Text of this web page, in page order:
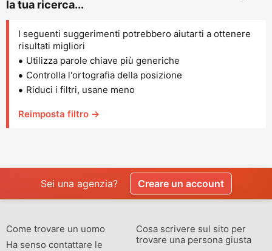
la tua ricerca...
I seguenti suggerimenti potrebbero aiutarti a ottenere
risultati migliori
Utilizza parole chiave più generiche
Controlla l'ortografia della posizione
Riduci i filtri, usane meno
Reimposta filtro →
Sei una agenzia? Creare un account
Come trovare un uomo
Ha senso contattare le
Cosa scrivere sul sito per
trovare una persona giusta